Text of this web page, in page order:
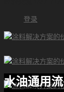
登录
首页
水油通用